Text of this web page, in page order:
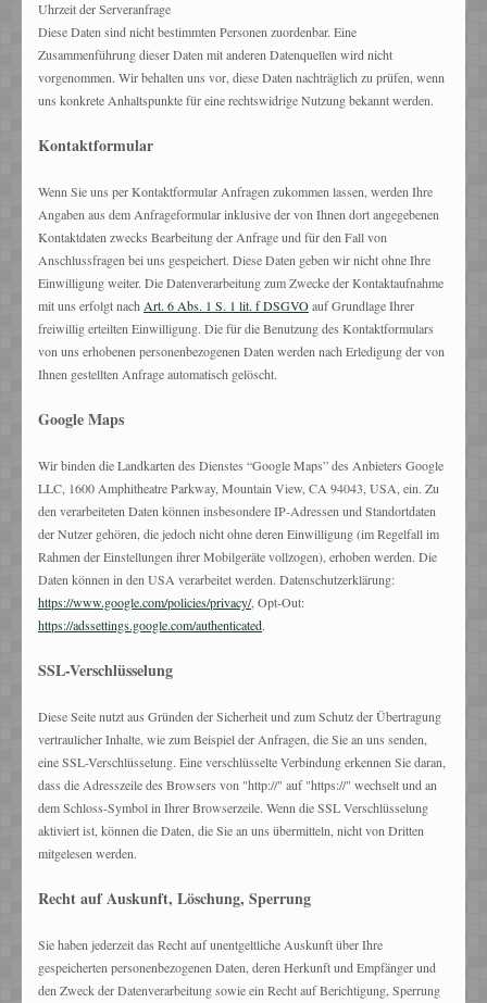
Uhrzeit der Serveranfrage
Diese Daten sind nicht bestimmten Personen zuordenbar. Eine
Zusammenführung dieser Daten mit anderen Datenquellen wird nicht
vorgenommen. Wir behalten uns vor, diese Daten nachträglich zu prüfen, wenn
uns konkrete Anhaltspunkte für eine rechtswidrige Nutzung bekannt werden.
Kontaktformular
Wenn Sie uns per Kontaktformular Anfragen zukommen lassen, werden Ihre
Angaben aus dem Anfrageformular inklusive der von Ihnen dort angegebenen
Kontaktdaten zwecks Bearbeitung der Anfrage und für den Fall von
Anschlussfragen bei uns gespeichert. Diese Daten geben wir nicht ohne Ihre
Einwilligung weiter. Die Datenverarbeitung zum Zwecke der Kontaktaufnahme
mit uns erfolgt nach Art. 6 Abs. 1 S. 1 lit. f DSGVOauf Grundlage Ihrer
freiwillig erteilten Einwilligung. Die für die Benutzung des Kontaktformulars
von uns erhobenen personenbezogenen Daten werden nach Erledigung der von
Ihnen gestellten Anfrage automatisch gelöscht.
Google Maps
Wir binden die Landkarten des Dienstes “Google Maps” des Anbieters Google
LLC, 1600 Amphitheatre Parkway, Mountain View, CA 94043, USA, ein. Zu
den verarbeiteten Daten können insbesondere IP-Adressen und Standortdaten
der Nutzer gehören, die jedoch nicht ohne deren Einwilligung (im Regelfall im
Rahmen der Einstellungen ihrer Mobilgeräte vollzogen), erhoben werden. Die
Daten können in den USA verarbeitet werden. Datenschutzerklärung:
https://www.google.com/policies/privacy/, Opt-Out:
https://adssettings.google.com/authenticated.
SSL-Verschlüsselung
Diese Seite nutzt aus Gründen der Sicherheit und zum Schutz der Übertragung
vertraulicher Inhalte, wie zum Beispiel der Anfragen, die Sie an uns senden,
eine SSL-Verschlüsselung. Eine verschlüsselte Verbindung erkennen Sie daran,
dass die Adresszeile des Browsers von "http://" auf "https://" wechselt und an
dem Schloss-Symbol in Ihrer Browserzeile. Wenn die SSL Verschlüsselung
aktiviert ist, können die Daten, die Sie an uns übermitteln, nicht von Dritten
mitgelesen werden.
Recht auf Auskunft, Löschung, Sperrung
Sie haben jederzeit das Recht auf unentgeltliche Auskunft über Ihre
gespeicherten personenbezogenen Daten, deren Herkunft und Empfänger und
den Zweck der Datenverarbeitung sowie ein Recht auf Berichtigung, Sperrung